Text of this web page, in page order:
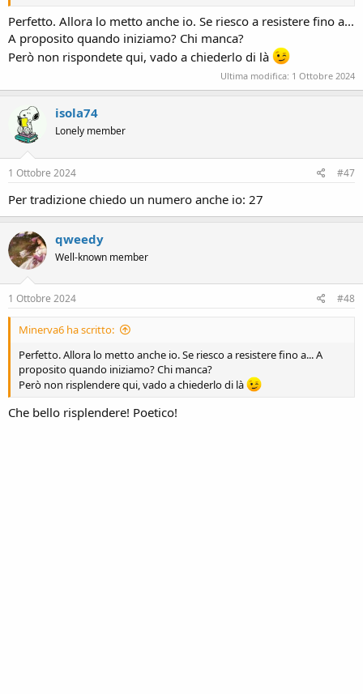
Perfetto. Allora lo metto anche io. Se riesco a resistere fino a...
A proposito quando iniziamo? Chi manca?
Però non rispondete qui, vado a chiederlo di là
Ultima modifica: 1 Ottobre 2024
isola74
Lonely member
1 Ottobre 2024 #47
Per tradizione chiedo un numero anche io: 27
qweedy
Well-known member
1 Ottobre 2024 #48
Minerva6 ha scritto:
Perfetto. Allora lo metto anche io. Se riesco a resistere fino a... A
proposito quando iniziamo? Chi manca?
Però non risplendere qui, vado a chiederlo di là
Che bello risplendere! Poetico!